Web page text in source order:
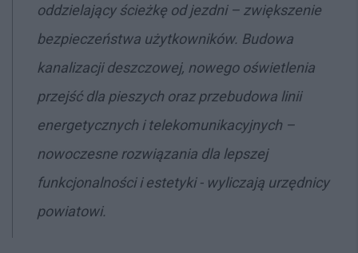
oddzielający ścieżkę od jezdni – zwiększenie
bezpieczeństwa użytkowników. Budowa
kanalizacji deszczowej, nowego oświetlenia
przejść dla pieszych oraz przebudowa linii
energetycznych i telekomunikacyjnych –
nowoczesne rozwiązania dla lepszej
funkcjonalności i estetyki - wyliczają urzędnicy
powiatowi.